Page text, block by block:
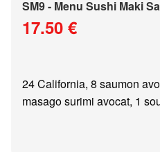
SM9 - Menu Sushi Maki
17.50 €
24 California, 8 saumon
masago surimi avocat, 1